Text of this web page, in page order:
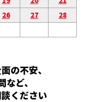
26 27
28
の不安、
ど、
ください